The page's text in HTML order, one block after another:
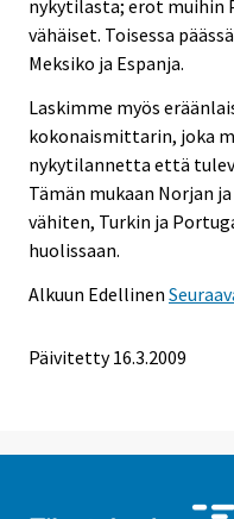
nykytilasta; erot muihin
vähäiset. Toisessa
Meksiko ja Espanja.
Laskimme myös
kokonaismittarin, joka
nykytilannetta että
Tämän mukaan Norjan
vähiten, Turkin ja
huolissaan.
Alkuun Edellinen
Päivitetty16.3.2009